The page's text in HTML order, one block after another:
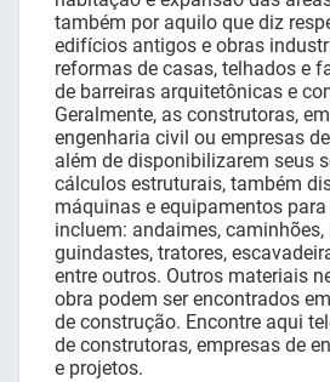
também por aquilo que diz
edifícios antigos e obras
reformas de casas, telhados e
de barreiras arquitetônicas e
Geralmente, as construtoras,
engenharia civil ou empresas
além de disponibilizarem seus
cálculos estruturais, também
máquinas e equipamentos
incluem: andaimes, caminhões,
guindastes, tratores,
entre outros. Outros materiais
obra podem ser encontrados
de construção. Encontre aqui
de construtoras, empresas de
e projetos.